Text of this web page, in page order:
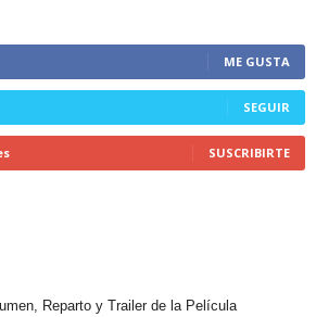
ME GUSTA
SEGUIR
SUSCRIBIRTE
Reparto y Trailer de la Película